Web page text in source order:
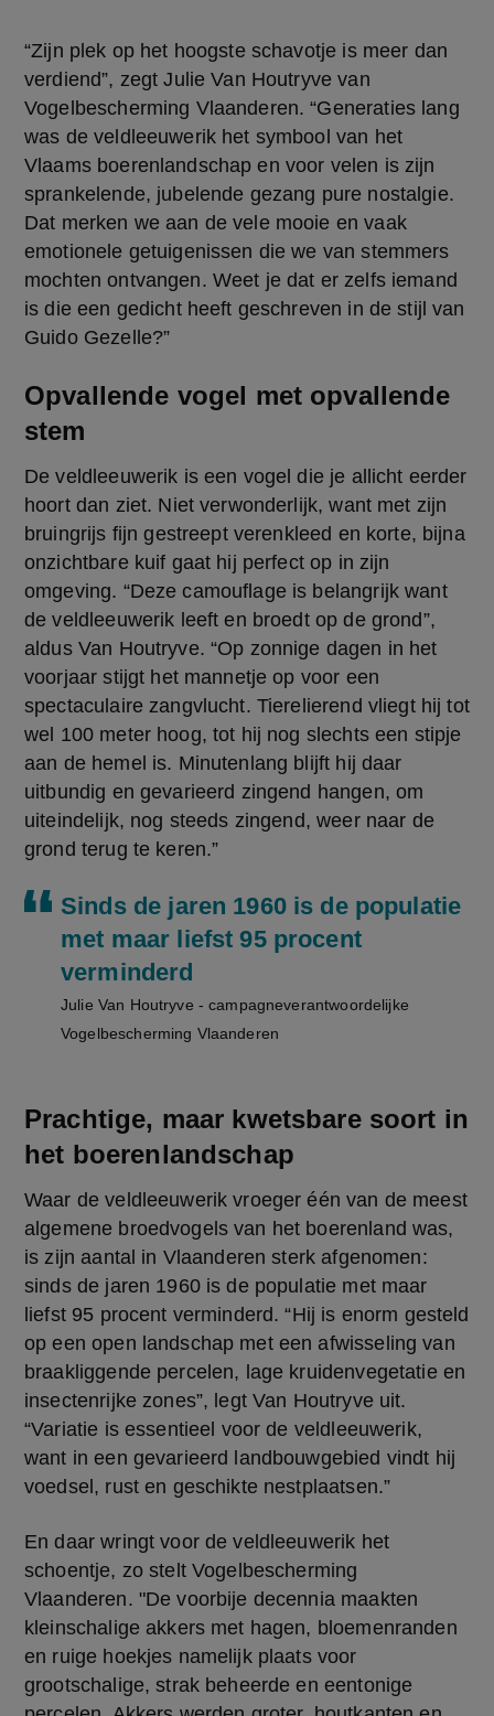
“Zijn plek op het hoogste schavotje is meer dan
verdiend”, zegt Julie Van Houtryve van
Vogelbescherming Vlaanderen. “Generaties lang
was de veldleeuwerik het symbool van het
Vlaams boerenlandschap en voor velen is zijn
sprankelende, jubelende gezang pure nostalgie.
Dat merken we aan de vele mooie en vaak
emotionele getuigenissen die we van stemmers
mochten ontvangen. Weet je dat er zelfs iemand
is die een gedicht heeft geschreven in de stijl van
Guido Gezelle?”
Opvallende vogel met opvallende
stem
De veldleeuwerik is een vogel die je allicht eerder
hoort dan ziet. Niet verwonderlijk, want met zijn
bruingrijs fijn gestreept verenkleed en korte, bijna
onzichtbare kuif gaat hij perfect op in zijn
omgeving. “Deze camouflage is belangrijk want
de veldleeuwerik leeft en broedt op de grond”,
aldus Van Houtryve. “Op zonnige dagen in het
voorjaar stijgt het mannetje op voor een
spectaculaire zangvlucht. Tierelierend vliegt hij tot
wel 100 meter hoog, tot hij nog slechts een stipje
aan de hemel is. Minutenlang blijft hij daar
uitbundig en gevarieerd zingend hangen, om
uiteindelijk, nog steeds zingend, weer naar de
grond terug te keren.”
Sinds de jaren 1960 is de populatie
met maar liefst 95 procent
verminderd
Julie Van Houtryve - campagneverantwoordelijke
Vogelbescherming Vlaanderen
Prachtige, maar kwetsbare soort in
het boerenlandschap
Waar de veldleeuwerik vroeger één van de meest
algemene broedvogels van het boerenland was,
is zijn aantal in Vlaanderen sterk afgenomen:
sinds de jaren 1960 is de populatie met maar
liefst 95 procent verminderd. “Hij is enorm gesteld
op een open landschap met een afwisseling van
braakliggende percelen, lage kruidenvegetatie en
insectenrijke zones”, legt Van Houtryve uit.
“Variatie is essentieel voor de veldleeuwerik,
want in een gevarieerd landbouwgebied vindt hij
voedsel, rust en geschikte nestplaatsen.”
En daar wringt voor de veldleeuwerik het
schoentje, zo stelt Vogelbescherming
Vlaanderen. "De voorbije decennia maakten
kleinschalige akkers met hagen, bloemenranden
en ruige hoekjes namelijk plaats voor
grootschalige, strak beheerde en eentonige